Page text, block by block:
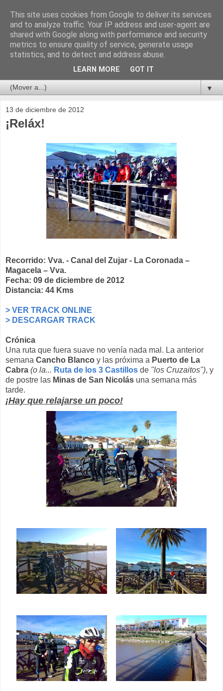
▼
13 de diciembre de 2012
¡Reláx!
Recorrido: Vva. - Canal del Zujar - La Coronada –
Magacela – Vva.
Fecha: 09 de diciembre de 2012
Distancia: 44 Kms
> VER TRACK ONLINE
> DESCARGAR TRACK
Crónica
Una ruta que fuera suave no venía nada mal. La anterior
semana Cancho Blanco y las próxima a Puerto de La
Cabra (o la... Ruta de los 3 Castillos de "los Cruzaitos"), y
de postre las Minas de San Nicolás una semana más
tarde.
¡Hay que relajarse un poco!
This site uses cookies from Google to deliver its services
and to analyze traffic. Your IP address and user-agent are
shared with Google along with performance and security
metrics to ensure quality of service, generate usage
statistics, and to detect and address abuse.
LEARN MORE GOT IT